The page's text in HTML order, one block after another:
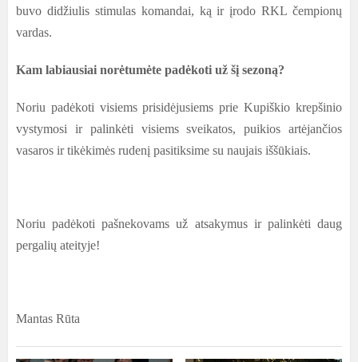
buvo didžiulis stimulas komandai, ką ir įrodo RKL čempionų
vardas.
Kam labiausiai norėtumėte padėkoti už šį sezoną?
Noriu padėkoti visiems prisidėjusiems prie Kupiškio krepšinio
vystymosi ir palinkėti visiems sveikatos, puikios artėjančios
vasaros ir tikėkimės rudenį pasitiksime su naujais iššūkiais.
Noriu padėkoti pašnekovams už atsakymus ir palinkėti daug
pergalių ateityje!
Mantas Rūta